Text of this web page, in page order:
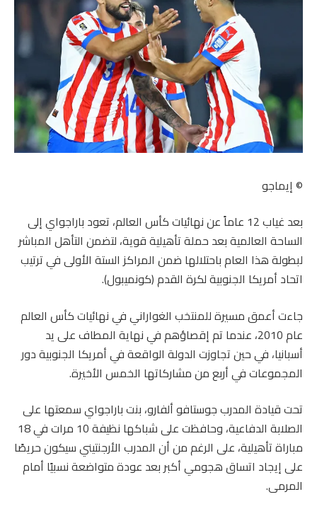
© إيماجو
بعد غياب 12 عاماً عن نهائيات كأس العالم، تعود باراجواي إلى
الساحة العالمية بعد حملة تأهيلية قوية، لتضمن التأهل المباشر
لبطولة هذا العام باحتلالها ضمن المراكز الستة الأولى في ترتيب
اتحاد أمريكا الجنوبية لكرة القدم (كونميبول).
جاءت أعمق مسيرة للمنتخب الغواراني في نهائيات كأس العالم
عام 2010، عندما تم إقصاؤهم في نهاية المطاف على يد
أسبانيا، في حين تجاوزت الدولة الواقعة في أمريكا الجنوبية دور
المجموعات في أربع من مشاركاتها الخمس الأخيرة.
تحت قيادة المدرب جوستافو ألفارو، بنت باراجواي سمعتها على
الصلابة الدفاعية، وحافظت على شباكها نظيفة 10 مرات في 18
مباراة تأهيلية، على الرغم من أن المدرب الأرجنتيني سيكون حريصًا
على إيجاد اتساق هجومي أكبر بعد عودة متواضعة نسبيًا أمام
المرمى.